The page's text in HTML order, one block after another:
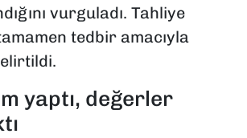
vurguladı. Tahliye
tedbir amacıyla
yaptı, değerler